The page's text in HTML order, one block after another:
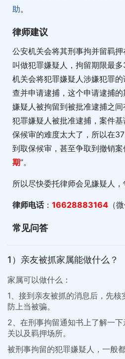
助。
律师建议
公安机关会将其刑事拘并留羁
叫做犯罪嫌疑人，拘留期限最
机关会将犯罪嫌疑人涉嫌犯罪
查并申请逮捕，这个申请逮捕
嫌疑人被拘留到被批准逮捕之
犯罪嫌疑人被批准逮捕，案件
保候审的难度太大了，所以在
到取保候审，甚至争取到撤销案
期”。
所以尽快委托律师会见嫌疑人，
律师电话： 16628883164 （
常见问答
1）亲友被抓家属能做什么？
家属可以做什么：
1、接到亲友被抓的消息后，先
防上当被骗。
2、在刑事拘留通知书上了解一
关以及羁押场所。
被刑事拘留的犯罪嫌疑人，一般